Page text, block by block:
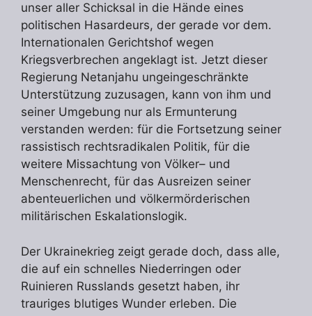
unser aller Schicksal in die Hände eines
politischen Hasardeurs, der gerade vor dem.
Internationalen Gerichtshof wegen
Kriegsverbrechen angeklagt ist. Jetzt dieser
Regierung Netanjahu ungeingeschränkte
Unterstützung zuzusagen, kann von ihm und
seiner Umgebung nur als Ermunterung
verstanden werden: für die Fortsetzung seiner
rassistisch rechtsradikalen Politik, für die
weitere Missachtung von Völker– und
Menschenrecht, für das Ausreizen seiner
abenteuerlichen und völkermörderischen
militärischen Eskalationslogik.
Der Ukrainekrieg zeigt gerade doch, dass alle,
die auf ein schnelles Niederringen oder
Ruinieren Russlands gesetzt haben, ihr
trauriges blutiges Wunder erleben. Die